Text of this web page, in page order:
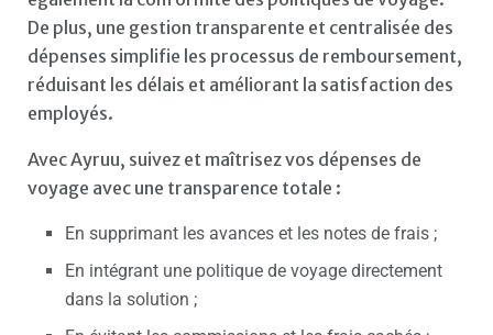
De plus, une gestion transparente et centralisée des
dépenses simplifie les processus de remboursement,
réduisant les délais et améliorant la satisfaction des
employés.
Avec Ayruu, suivez et maîtrisez vos dépenses de
voyage avec une transparence totale :
En supprimant les avances et les notes de frais ;
En intégrant une politique de voyage directement
dans la solution ;